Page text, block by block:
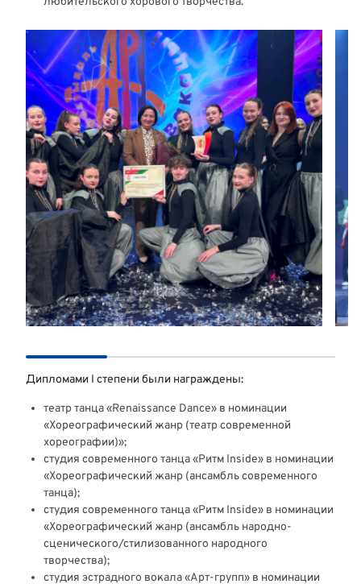
Дипломами I степени были награждены:
театр танца «Renaissance Dance» в номинации
«Хореографический жанр (театр современной
хореографии)»;
студия современного танца «Ритм Inside» в номинации
«Хореографический жанр (ансамбль современного
танца);
студия современного танца «Ритм Inside» в номинации
«Хореографический жанр (ансамбль народно-
сценического/стилизованного народного
творчества);
студия эстрадного вокала «Арт-групп» в номинации